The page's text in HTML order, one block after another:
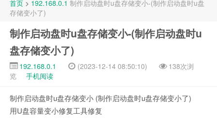
首页 > 192.168.0.1 制作启动盘时u盘存储变小-(制作启动盘时u盘
存储变小了)
制作启动盘时u盘存储变小-(制作启动盘时u
盘存储变小了)
192.168.0.1 (2023-12-14 08:50:10)
138次浏
览
手机阅读
制作启动盘时u盘存储变小 (制作启动盘时u盘存储变小了)
用U盘容量变小修复工具修复